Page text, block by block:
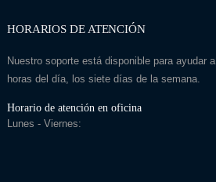
HORARIOS DE ATENCIÓN
Nuestro soporte está disponible para ayudar a
horas del día, los siete días de la semana.
Horario de atención en oficina
Lunes - Viernes: